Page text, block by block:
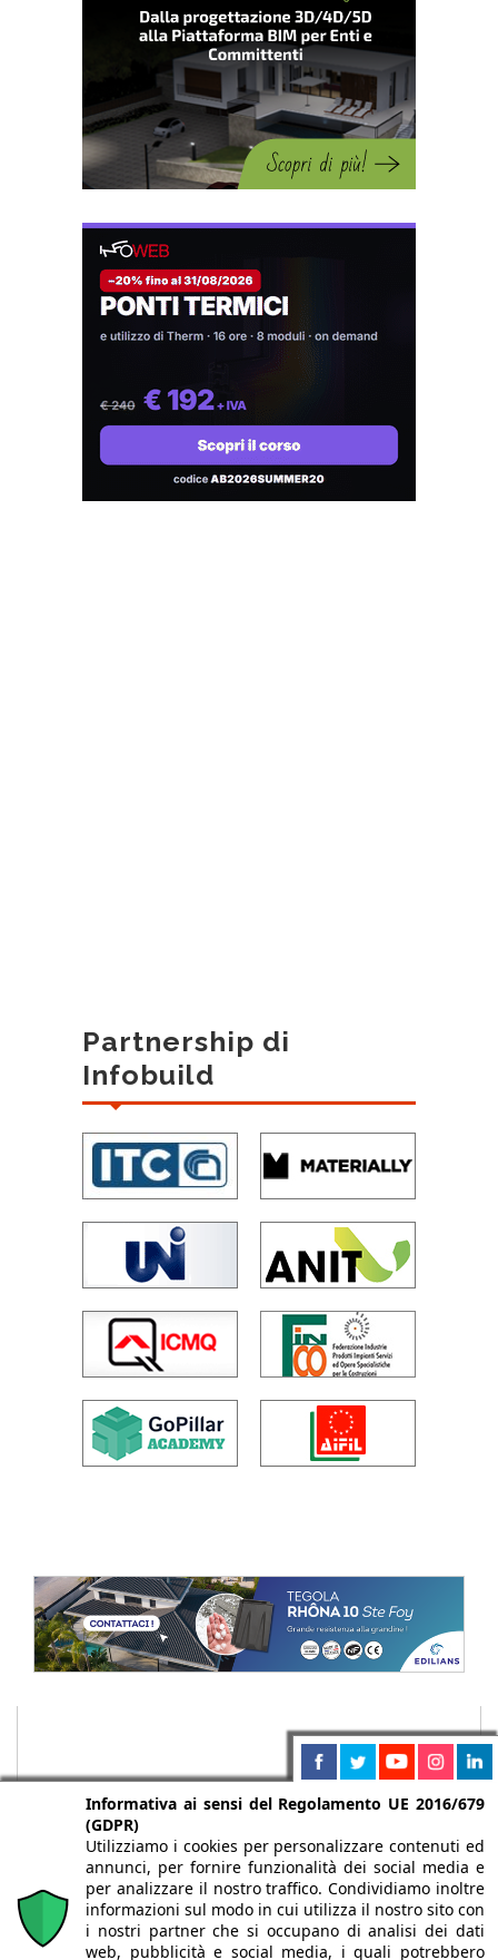
Partnership di
Infobuild
Chi siamo Autori Per la tua pubblicità Iscriviti alla
Informativa ai sensi del Regolamento UE 2016/679
(GDPR)
Utilizziamo i cookies per personalizzare contenuti ed
annunci, per fornire funzionalità dei social media e
per analizzare il nostro traffico. Condividiamo inoltre
informazioni sul modo in cui utilizza il nostro sito con
i nostri partner che si occupano di analisi dei dati
web, pubblicità e social media, i quali potrebbero